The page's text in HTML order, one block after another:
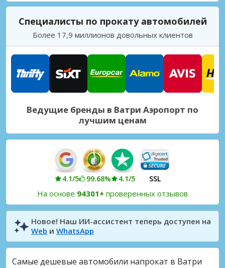
Специалисты по прокату автомобилей
Более 17,9 миллионов довольных клиентов
Ведущие бренды в Ватри Аэропорт по
лучшим ценам
4.1/5 99.68% 4.1/5 SSL
На основе 94301+ проверенных отзывов
Новое! Наш ИИ-ассистент теперь доступен на
Web и WhatsApp
Самые дешевые автомобили напрокат в Ватри